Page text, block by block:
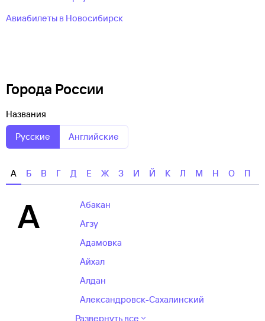
Авиабилеты в Новосибирск
Города России
Названия
Русские
Английские
А Б В Г Д Е Ж З И Й К Л М Н О П
А
Абакан
Агзу
Адамовка
Айхал
Алдан
Александровск-Сахалинский
Развернуть все